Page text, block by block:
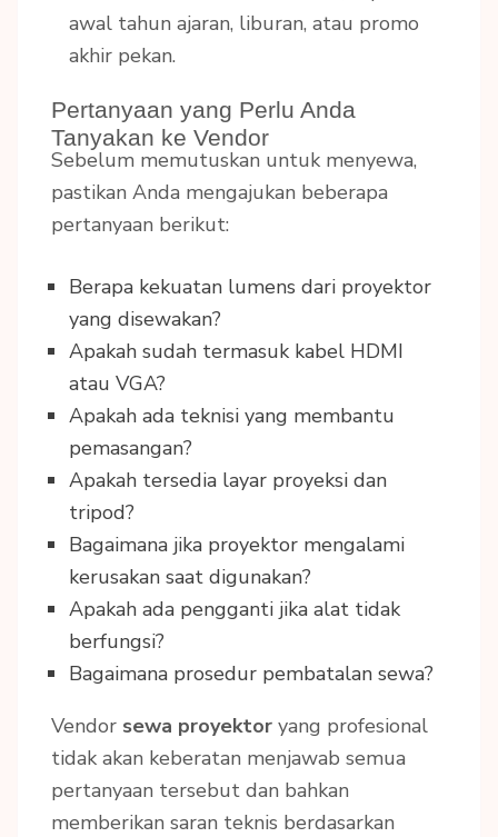
awal tahun ajaran, liburan, atau promo
akhir pekan.
Pertanyaan yang Perlu Anda
Tanyakan ke Vendor
Sebelum memutuskan untuk menyewa,
pastikan Anda mengajukan beberapa
pertanyaan berikut:
Berapa kekuatan lumens dari proyektor
yang disewakan?
Apakah sudah termasuk kabel HDMI
atau VGA?
Apakah ada teknisi yang membantu
pemasangan?
Apakah tersedia layar proyeksi dan
tripod?
Bagaimana jika proyektor mengalami
kerusakan saat digunakan?
Apakah ada pengganti jika alat tidak
berfungsi?
Bagaimana prosedur pembatalan sewa?
Vendor sewa proyektor yang profesional
tidak akan keberatan menjawab semua
pertanyaan tersebut dan bahkan
memberikan saran teknis berdasarkan